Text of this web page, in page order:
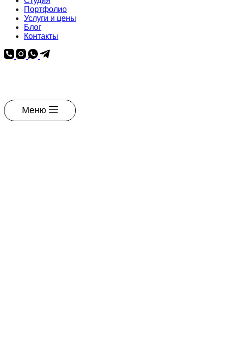
Портфолио
Услуги и цены
Блог
Контакты
Меню